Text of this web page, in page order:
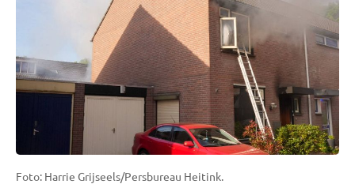
Foto: Harrie Grijseels/Persbureau Heitink.